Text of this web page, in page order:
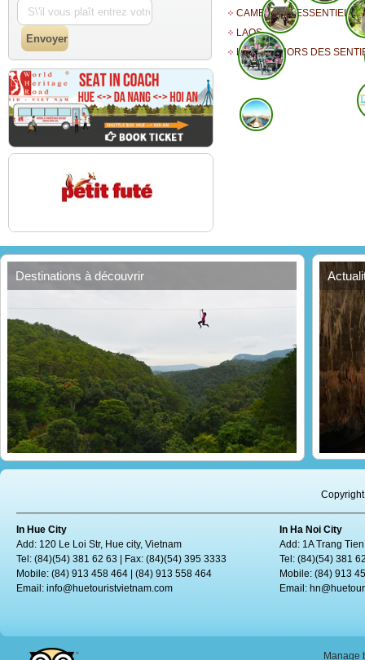
CAMBODGE ESSENTIEL
LAOS
LE LAOS HORS DES
Destinations à découvrir
Le Vietnam, une terre de sensations
Le tourisme daventure attire de plus en plus de personnes portées...
Son
In Hue City
Add: 120 Le Loi Str, Hue city, Vietnam
Tel: (84)(54) 381 62 63 | Fax: (84)(54) 395 3333
Mobile: (84) 913 458 464 | (84) 913 558 464
Email: info@huetouristvietnam.com
In Ha Noi City
Add: 1A Trang
Tel: (84)(54) 381
Mobile: (84) 913
Email:
Manage